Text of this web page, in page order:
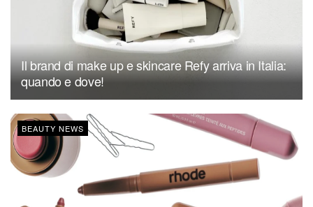
Il brand di make up e skincare Refy arriva in Italia:
quando e dove!
BEAUTY NEWS